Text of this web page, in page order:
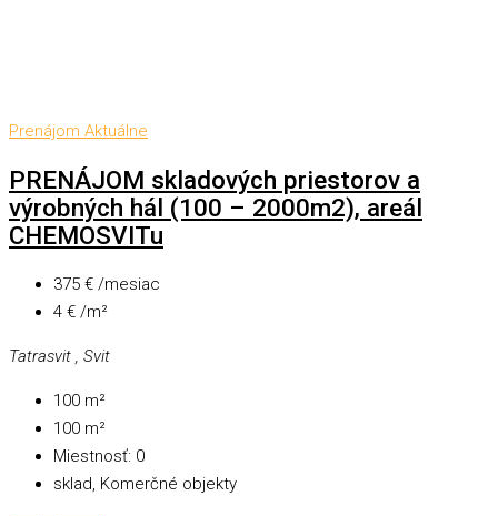
Prenájom Aktuálne
PRENÁJOM skladových priestorov a
výrobných hál (100 – 2000m2), areál
CHEMOSVITu
375 € /mesiac
4 € /m²
Tatrasvit , Svit
100 m²
100 m²
Miestnosť: 0
sklad, Komerčné objekty